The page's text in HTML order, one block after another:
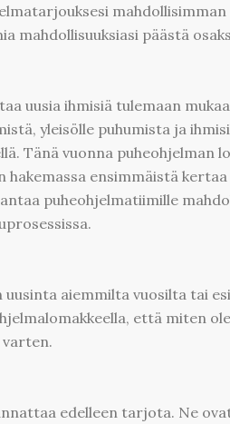
mahdollisuuksiasi päästä
uusia ihmisiä tulemaan
yleisölle puhumista ja
Tänä vuonna puheohjelman
hakemassa ensimmäistä
puheohjelmatiimille
uusinta aiemmilta vuosilta tai
että miten
varten.
edelleen tarjota. Ne